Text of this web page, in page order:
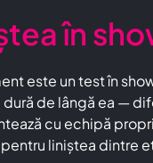
în
este un test în
de lângă ea —
cu echipă
liniștea dintre